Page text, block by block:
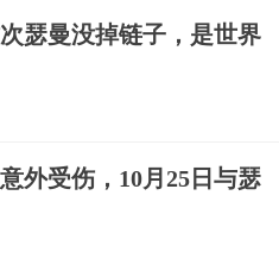
瑟曼没掉链子，是世界
外受伤，10月25日与瑟